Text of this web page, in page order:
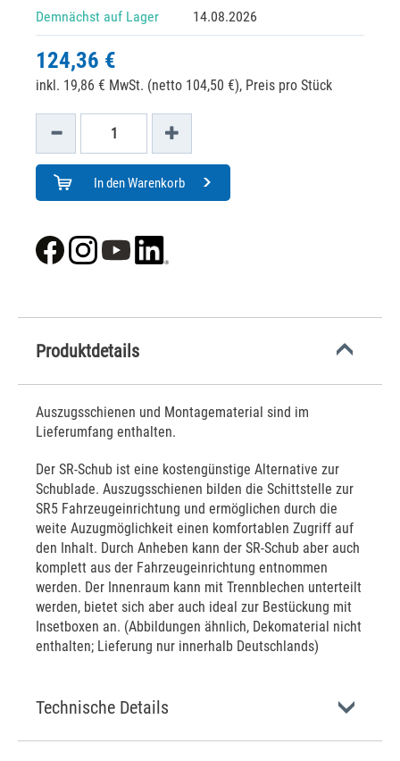
Demnächst auf Lager 14.08.2026
124,36 €
inkl. 19,86 € MwSt. (netto 104,50 €), Preis pro Stück
In den Warenkorb
Produktdetails
Auszugsschienen und Montagematerial sind im
Lieferumfang enthalten.
Der SR-Schub ist eine kostengünstige Alternative zur
Schublade. Auszugsschienen bilden die Schittstelle zur
SR5 Fahrzeugeinrichtung und ermöglichen durch die
weite Auzugmöglichkeit einen komfortablen Zugriff auf
den Inhalt. Durch Anheben kann der SR-Schub aber auch
komplett aus der Fahrzeugeinrichtung entnommen
werden. Der Innenraum kann mit Trennblechen unterteilt
werden, bietet sich aber auch ideal zur Bestückung mit
Insetboxen an. (Abbildungen ähnlich, Dekomaterial nicht
enthalten; Lieferung nur innerhalb Deutschlands)
Technische Details